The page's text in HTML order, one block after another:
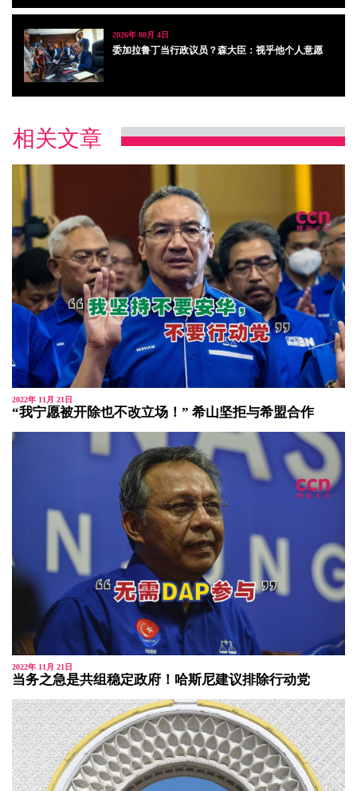
2026年 08月 4日
委加拉鲁丁当行政议员？森大臣：视乎他个人意愿
相关文章
2022年 11月 21日
“我宁愿被开除也不改立场！” 希山坚拒与希盟合作
2022年 11月 21日
当务之急是共组稳定政府！哈斯尼建议排除行动党